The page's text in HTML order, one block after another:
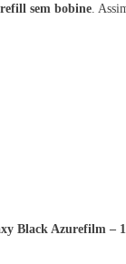
refill sem bobine .
Black Azurefilm –